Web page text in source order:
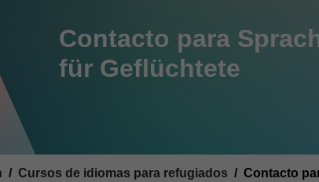
Contacto para
für Geflüchtete
Cursos de idiomas para refugiados Contacto